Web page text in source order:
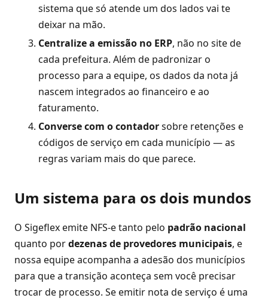
sistema que só atende um dos lados vai te
deixar na mão.
Centralize a emissão no ERP, não no site de
cada prefeitura. Além de padronizar o
processo para a equipe, os dados da nota já
nascem integrados ao financeiro e ao
faturamento.
Converse com o contadorsobre retenções e
códigos de serviço em cada município — as
regras variam mais do que parece.
Um sistema para os dois mundos
O Sigeflex emite NFS-e tanto pelo padrão nacional
quanto pordezenas de provedores municipais, e
nossa equipe acompanha a adesão dos municípios
para que a transição aconteça sem você precisar
trocar de processo. Se emitir nota de serviço é uma